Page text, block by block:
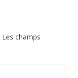
Les champs